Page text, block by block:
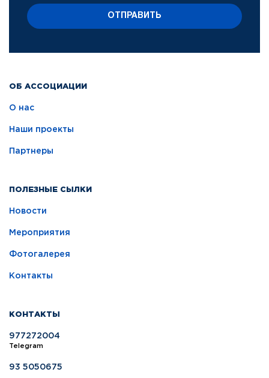
ОБ АССОЦИАЦИИ
О нас
Наши проекты
Партнеры
ПОЛЕЗНЫЕ СЫЛКИ
Новости
Мероприятия
Фотогалерея
Контакты
КОНТАКТЫ
977272004
Telegram
93 5050675
ОТПРАВИТЬ